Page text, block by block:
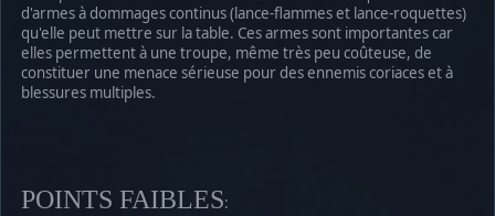
d'armes à dommages continus (lance-flammes et lance-roquettes)
qu'elle peut mettre sur la table. Ces armes sont importantes car
elles permettent à une troupe, même très peu coûteuse, de
constituer une menace sérieuse pour des ennemis coriaces et à
blessures multiples.
POINTS FAIBLES: